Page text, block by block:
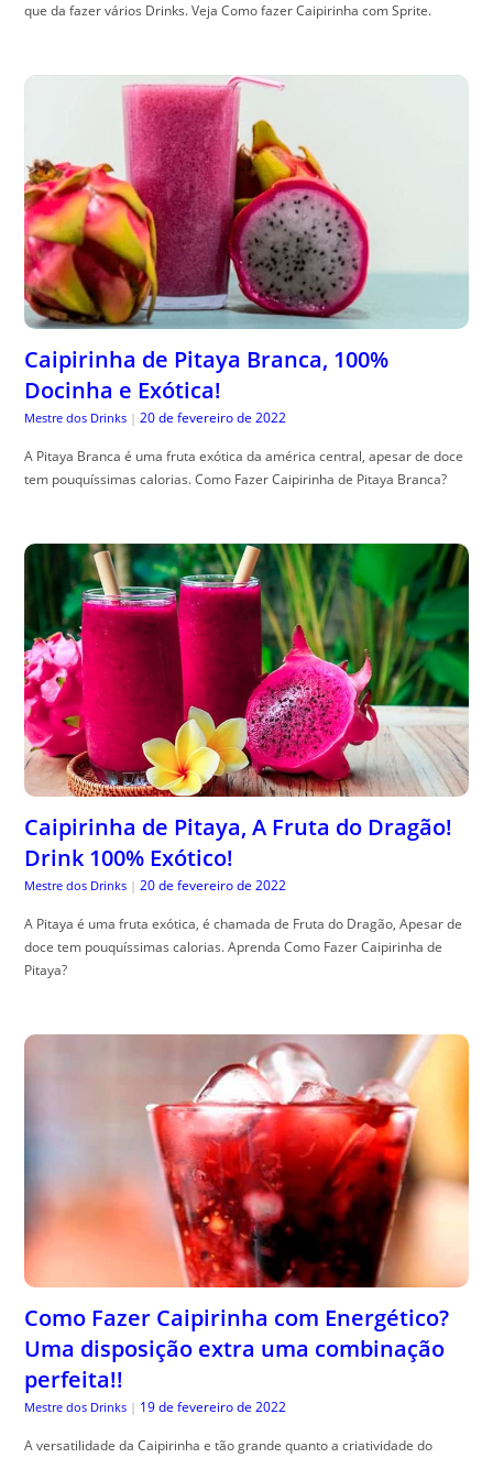
que da fazer vários Drinks. Veja Como fazer Caipirinha com Sprite.
Caipirinha de Pitaya Branca, 100%
Docinha e Exótica!
Mestre dos Drinks | 20 de fevereiro de 2022
A Pitaya Branca é uma fruta exótica da américa central, apesar de doce
tem pouquíssimas calorias. Como Fazer Caipirinha de Pitaya Branca?
Caipirinha de Pitaya, A Fruta do Dragão!
Drink 100% Exótico!
Mestre dos Drinks | 20 de fevereiro de 2022
A Pitaya é uma fruta exótica, é chamada de Fruta do Dragão, Apesar de
doce tem pouquíssimas calorias. Aprenda Como Fazer Caipirinha de
Pitaya?
Como Fazer Caipirinha com Energético?
Uma disposição extra uma combinação
perfeita!!
Mestre dos Drinks | 19 de fevereiro de 2022
A versatilidade da Caipirinha e tão grande quanto a criatividade do